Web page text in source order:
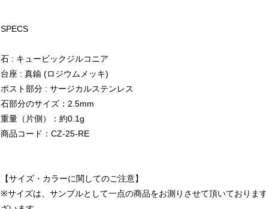
SPECS
石 : キュービックジルコニア
台座 : 真鍮 (ロジウムメッキ)
ポスト部分 : サージカルステンレス
石部分のサイズ：2.5mm
重量（片側）：約0.1g
商品コード：CZ-25-RE
【サイズ・カラーに関してのご注意】
※サイズは、サンプルとして一点の商品をお測りさせて頂いておりま